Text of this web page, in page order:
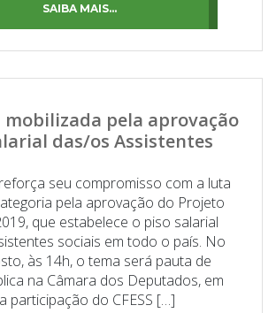
SAIBA MAIS...
mobilizada pela aprovação
das/os Assistentes
reforça seu compromisso com a luta
pela aprovação do Projeto
que estabelece o piso salarial
sociais em todo o país. No
às 14h, o tema será pauta de
na Câmara dos Deputados, em
participação do CFESS […]